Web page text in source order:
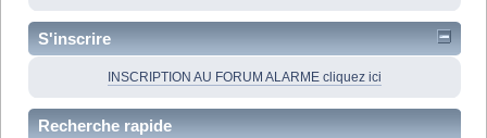
S'inscrire
INSCRIPTION AU FORUM ALARME cliquez ici
Recherche rapide